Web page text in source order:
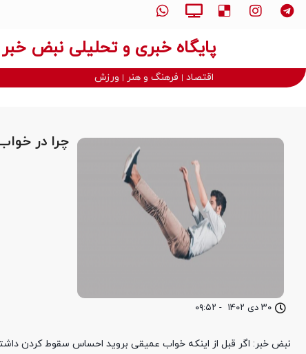
پایگاه خبری و تحلیلی نبض خبر
اقتصاد فرهنگ و هنر ورزش
۳۰ دی ۱۴۰۲ - ۰۹:۵۲
چرا در
نبض خبر: اگر قبل از اینکه خواب عمیقی بروید احساس سقوط کردن